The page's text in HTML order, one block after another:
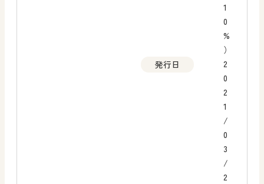
1
0
%
）
発行日
2
0
2
1
/
0
3
/
2